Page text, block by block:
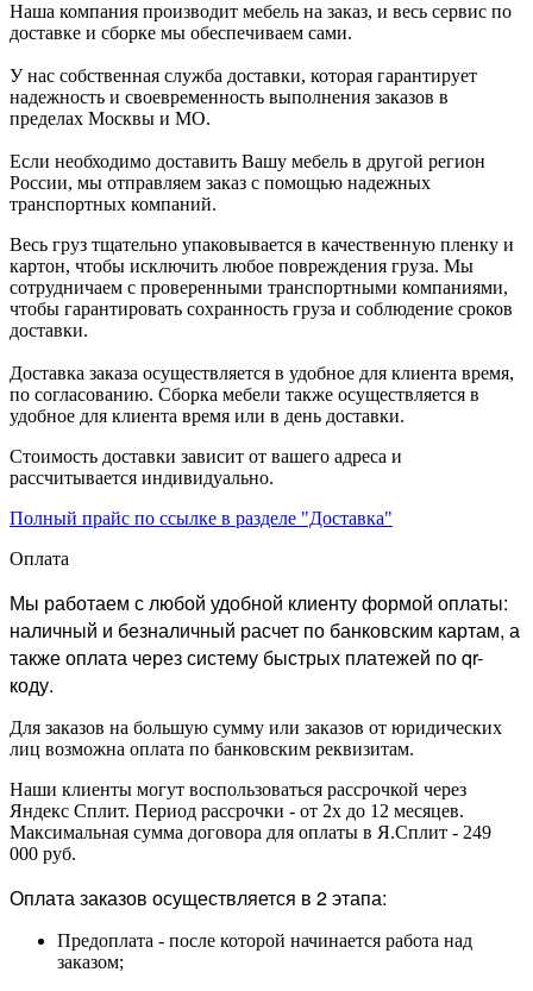
Наша компания производит мебель на заказ, и весь сервис по
доставке и сборке мы обеспечиваем сами.
У нас собственная служба доставки, которая гарантирует
надежность и своевременность выполнения заказов в
пределах Москвы и МО.
Если необходимо доставить Вашу мебель в другой регион
России, мы отправляем заказ с помощью надежных
транспортных компаний.
Весь груз тщательно упаковывается в качественную пленку и
картон, чтобы исключить любое повреждения груза. Мы
сотрудничаем с проверенными транспортными компаниями,
чтобы гарантировать сохранность груза и соблюдение сроков
доставки.
Доставка заказа осуществляется в удобное для клиента время,
по согласованию. Сборка мебели также осуществляется в
удобное для клиента время или в день доставки.
Стоимость доставки зависит от вашего адреса и
рассчитывается индивидуально.
Полный прайс по ссылке в разделе "Доставка"
Оплата
Мы работаем с любой удобной клиенту формой оплаты:
наличный и безналичный расчет по банковским картам, а
также оплата через систему быстрых платежей по qr-
коду.
Для заказов на большую сумму или заказов от юридических
лиц возможна оплата по банковским реквизитам.
Наши клиенты могут воспользоваться рассрочкой через
Яндекс Сплит. Период рассрочки - от 2х до 12 месяцев.
Максимальная сумма договора для оплаты в Я.Сплит - 249
000 руб.
Оплата заказов осуществляется в 2 этапа:
Предоплата - после которой начинается работа над
заказом;